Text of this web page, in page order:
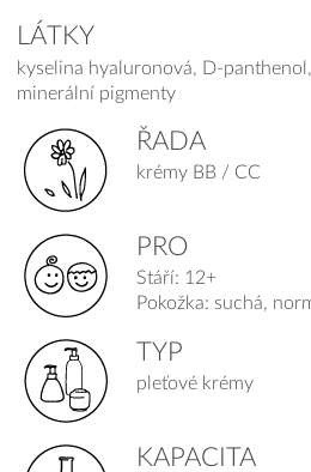
LÁTKY
kyselina hyaluronová, D-
minerální pigmenty
ŘADA
krémy BB / CC
PRO
Stáří: 12+
Pokožka: suchá,
TYP
pleťové krémy
KAPACITA